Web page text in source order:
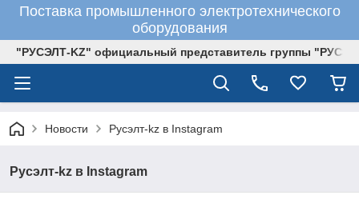
Поставка промышленного электротехнического
оборудования
"РУСЭЛТ-KZ" официальный представитель группы
Новости Русэлт-kz в Instagram
Русэлт-kz в Instagram